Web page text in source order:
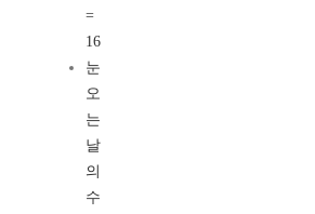
=
16
눈
오
는
날
의
수